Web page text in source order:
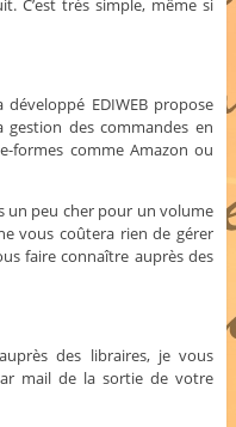
C’est très simple, même si
EDIWEB propose
gestion des commandes en
formes comme Amazon ou
un peu cher pour un volume
vous coûtera rien de gérer
faire connaître auprès des
des libraires, je vous
mail de la sortie de votre